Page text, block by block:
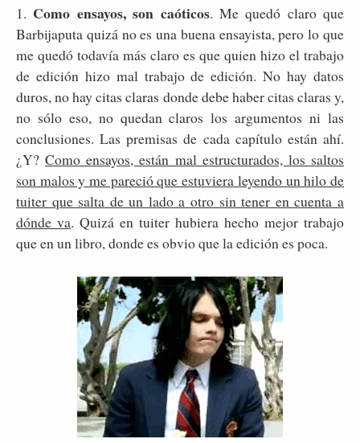
1. Como ensayos, son caóticos. Me quedó claro que
Barbijaputa quizá no es una buena ensayista, pero lo que
me quedó todavía más claro es que quien hizo el trabajo
de edición hizo mal trabajo de edición. No hay datos
duros, no hay citas claras donde debe haber citas claras y,
no sólo eso, no quedan claros los argumentos ni las
conclusiones. Las premisas de cada capítulo están ahí.
¿Y?Como ensayos, están mal estructurados, los saltos
son malos y me pareció que estuviera leyendo un hilo de
tuiter que salta de un lado a otro sin tener en cuenta a
dónde va. Quizá en tuiter hubiera hecho mejor trabajo
que en un libro, donde es obvio que la edición es poca.